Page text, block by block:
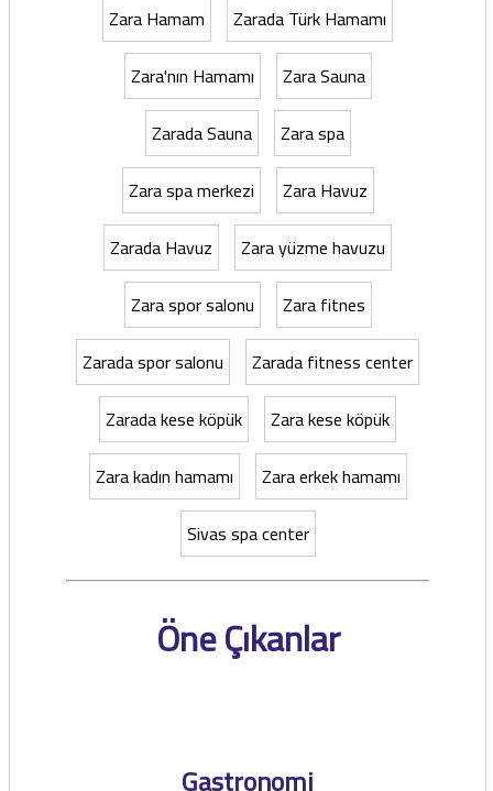
Zara Hamam
Zarada Türk Hamamı
Zara'nın Hamamı
Zara Sauna
Zarada Sauna
Zara spa
Zara spa merkezi
Zara Havuz
Zarada Havuz
Zara yüzme havuzu
Zara spor salonu
Zara fitnes
Zarada spor salonu
Zarada fitness center
Zarada kese köpük
Zara kese köpük
Zara kadın hamamı
Zara erkek hamamı
Sivas spa center
Öne Çıkanlar